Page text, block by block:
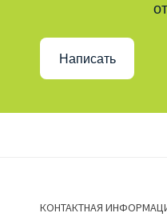
Написать
КОНТАКТНАЯ